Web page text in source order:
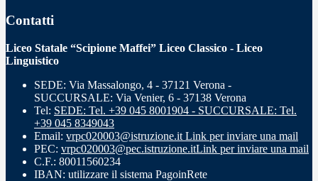
Contatti
Liceo Statale “Scipione Maffei” Liceo Classico - Liceo
Linguistico
SEDE: Via Massalongo, 4 - 37121 Verona -
SUCCURSALE: Via Venier, 6 - 37138 Verona
Tel: SEDE: Tel. +39 045 8001904 - SUCCURSALE: Tel.
+39 045 8349043
Email: vrpc020003@istruzione.it Link per inviare una mail
PEC: vrpc020003@pec.istruzione.itLink per inviare una mail
C.F.: 80011560234
IBAN: utilizzare il sistema PagoinRete